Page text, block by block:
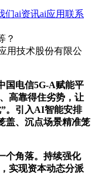
们ai资讯ai应用联系
？
用技术股份有限公
电信5G-A赋能平
高靠得住劣势，让
。引入AI智能安排
盖、沉点场景精准笼
角落。持续强化
实现资本动态分派